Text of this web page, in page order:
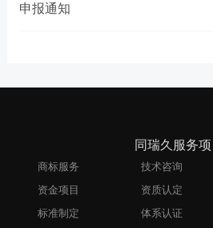
申报通知
同瑞久服务项
商标服务 技术咨询
资金项目
资质认定
标准制定
体系认证